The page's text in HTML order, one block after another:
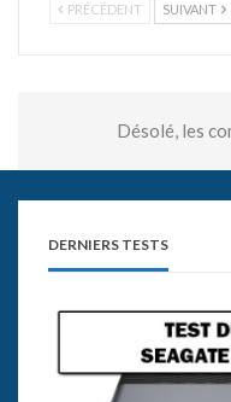
PRÉCÉDENT SUIVANT
Désolé, les
DERNIERS TESTS